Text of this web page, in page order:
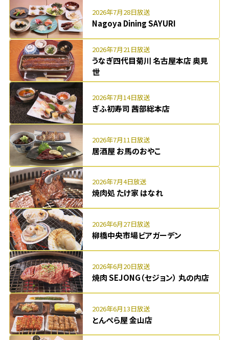
2026年7月28日放送
Nagoya Dining SAYURI
2026年7月21日放送
うなぎ四代目菊川 名古屋本店 奥見
世
2026年7月14日放送
ぎふ初寿司 茜部総本店
2026年7月11日放送
居酒屋 お馬のおやこ
2026年7月4日放送
焼肉処 たけ家 はなれ
2026年6月27日放送
柳橋中央市場ビアガーデン
2026年6月20日放送
焼肉 SEJONG（セジョン） 丸の内店
2026年6月13日放送
とんぺら屋 金山店